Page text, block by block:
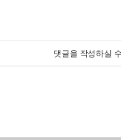
댓글을 작성하실